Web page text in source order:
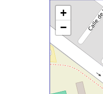
+
−